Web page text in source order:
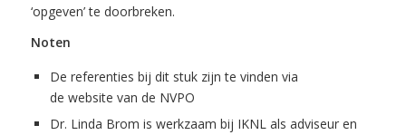
‘opgeven’ te doorbreken.
Noten
De referenties bij dit stuk zijn te vinden via
de website van de NVPO
Dr. Linda Brom is werkzaam bij IKNL als adviseur en